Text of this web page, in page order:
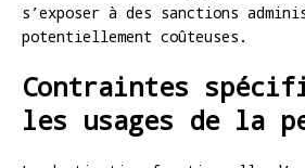
s’exposer à des sanctions
potentiellement coûteuses.
Contraintes
les usages de la